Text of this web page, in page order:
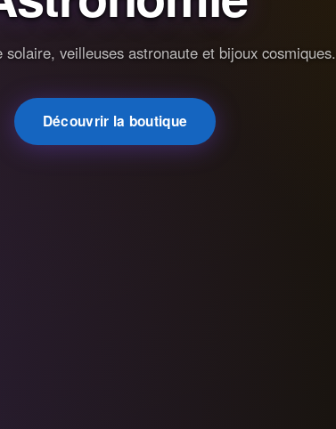
solaire, veilleuses astronaute et bijoux cosmiques.
Découvrir la boutique